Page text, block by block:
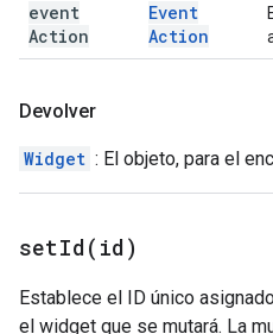
event
Action
Event
Action
Devolver
Widget : El objeto, para el
setId( id)
Establece el ID único
el widget que se mutará. La